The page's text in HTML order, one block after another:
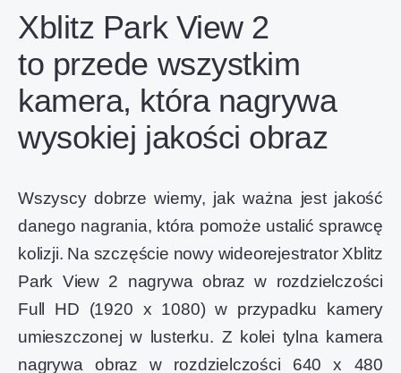
Xblitz Park View 2
to przede wszystkim
kamera, która nagrywa
wysokiej jakości obraz
Wszyscy dobrze wiemy, jak ważna jest jakość
danego nagrania, która pomoże ustalić sprawcę
kolizji. Na szczęście nowy wideorejestrator Xblitz
Park View 2 nagrywa obraz w rozdzielczości
Full HD (1920 x 1080) w przypadku kamery
umieszczonej w lusterku. Z kolei tylna kamera
nagrywa obraz w rozdzielczości 640 x 480